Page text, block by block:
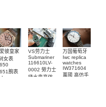
彼皇家
女表
腕表
VS劳力士
Submariner
116610LV-
0002 勞力士
綠水鬼高仿
万国葡萄牙
Iwc replica
watches
IW371604
萬國 高仿手